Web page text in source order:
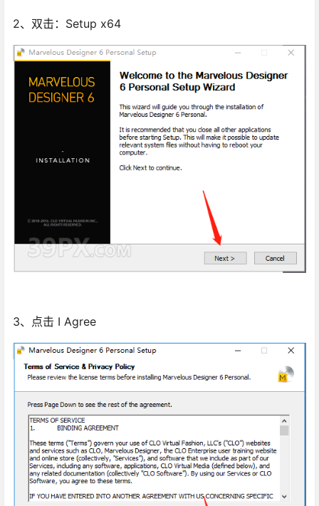
2、双击：Setup x64
3、点击 I Agree